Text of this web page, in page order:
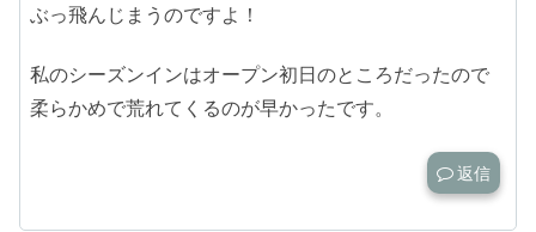
ぶっ飛んじまうのですよ！
私のシーズンインはオープン初日のところだったので
柔らかめで荒れてくるのが早かったです。
返信